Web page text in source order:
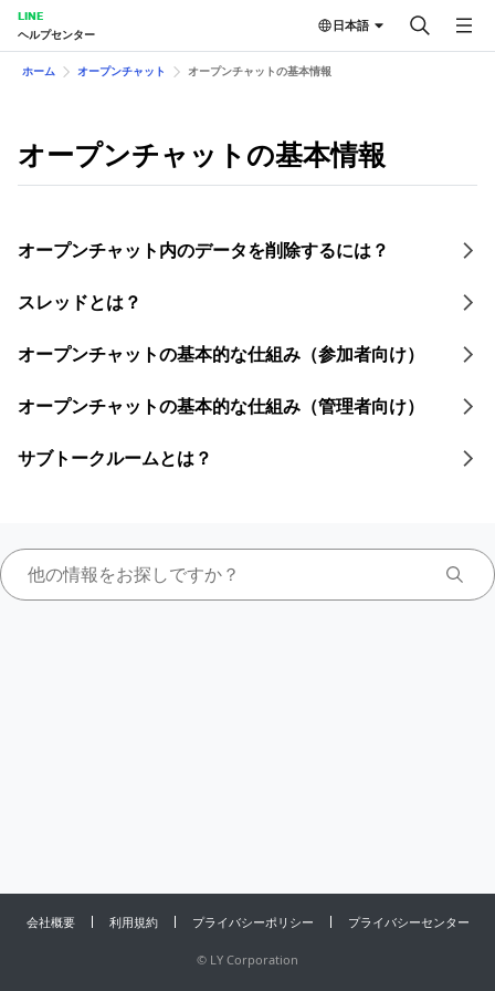
LINE
ヘルプセンター
日本語
ホーム オープンチャット オープンチャットの基本情報
オープンチャットの基本情報
オープンチャット内のデータを削除するには？
スレッドとは？
オープンチャットの基本的な仕組み（参加者向け）
オープンチャットの基本的な仕組み（管理者向け）
サブトークルームとは？
会社概要 利用規約 プライバシーポリシー プライバシーセンター
© LY Corporation